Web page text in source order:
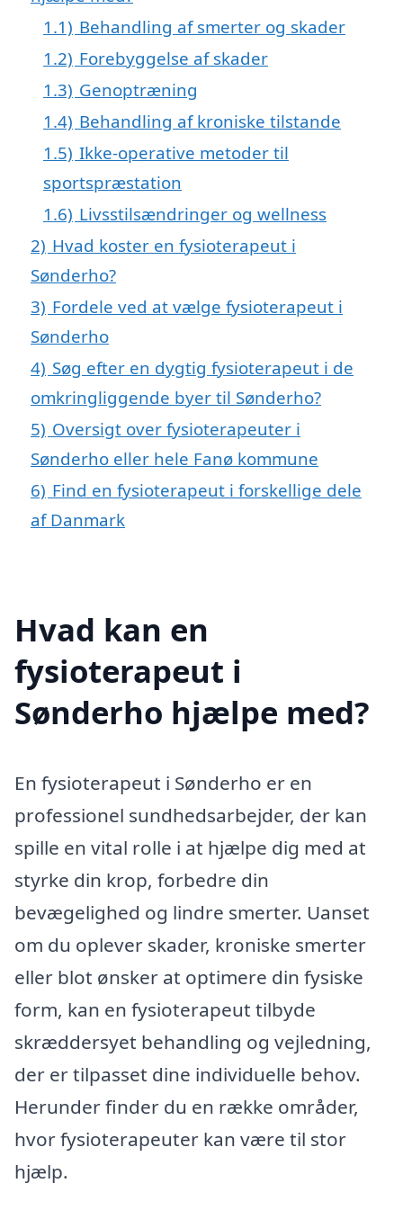
1.1) Behandling af smerter og skader
1.2) Forebyggelse af skader
1.3) Genoptræning
1.4) Behandling af kroniske tilstande
1.5) Ikke-operative metoder til
sportspræstation
1.6) Livsstilsændringer og wellness
2) Hvad koster en fysioterapeut i
Sønderho?
3) Fordele ved at vælge fysioterapeut i
Sønderho
4) Søg efter en dygtig fysioterapeut i de
omkringliggende byer til Sønderho?
5) Oversigt over fysioterapeuter i
Sønderho eller hele Fanø kommune
6) Find en fysioterapeut i forskellige dele
af Danmark
Hvad kan en
fysioterapeut i
Sønderho hjælpe med?
En fysioterapeut i Sønderho er en
professionel sundhedsarbejder, der kan
spille en vital rolle i at hjælpe dig med at
styrke din krop, forbedre din
bevægelighed og lindre smerter. Uanset
om du oplever skader, kroniske smerter
eller blot ønsker at optimere din fysiske
form, kan en fysioterapeut tilbyde
skræddersyet behandling og vejledning,
der er tilpasset dine individuelle behov.
Herunder finder du en række områder,
hvor fysioterapeuter kan være til stor
hjælp.